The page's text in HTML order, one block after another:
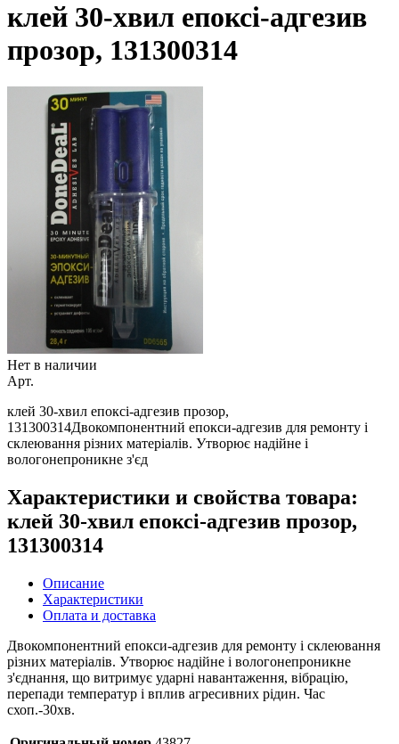
клей 30-хвил епоксі-адгезив
прозор, 131300314
Нет в наличии
Арт.
клей 30-хвил епоксі-адгезив прозор,
131300314Двокомпонентний епокси-адгезив для ремонту і
склеювання різних матеріалів. Утворює надійне і
вологонепроникне з'єд
Характеристики и свойства товара:
клей 30-хвил епоксі-адгезив прозор,
131300314
Описание
Характеристики
Оплата и доставка
Двокомпонентний епокси-адгезив для ремонту і склеювання
різних матеріалів. Утворює надійне і вологонепроникне
з'єднання, що витримує ударні навантаження, вібрацію,
перепади температур і вплив агресивних рідин. Час
схоп.-30хв.